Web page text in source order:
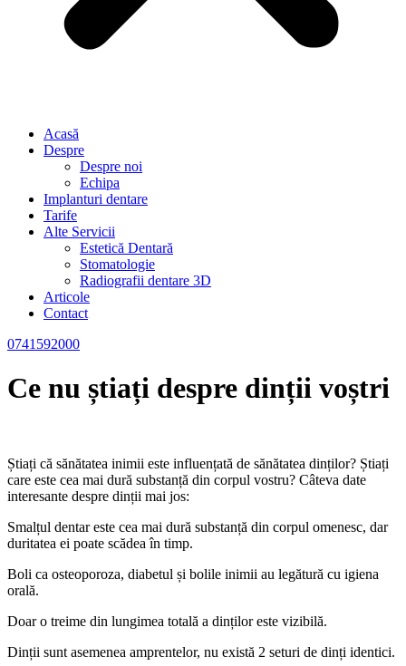
Acasă
Despre
Despre noi
Echipa
Implanturi dentare
Tarife
Alte Servicii
Estetică Dentară
Stomatologie
Radiografii dentare 3D
Articole
Contact
0741592000
Ce nu știați despre dinții voștri
Știați că sănătatea inimii este influențată de sănătatea dinților? Știați
care este cea mai dură substanță din corpul vostru? Câteva date
interesante despre dinții mai jos:
Smalțul dentar este cea mai dură substanță din corpul omenesc, dar
duritatea ei poate scădea în timp.
Boli ca osteoporoza, diabetul și bolile inimii au legătură cu igiena
orală.
Doar o treime din lungimea totală a dinților este vizibilă.
Dinții sunt asemenea amprentelor, nu există 2 seturi de dinți identici.